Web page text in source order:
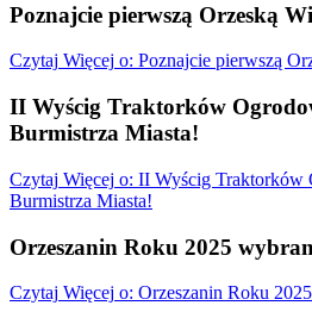
Poznajcie pierwszą Orzeską
Czytaj Więcej o: Poznajcie pierwszą
II Wyścig Traktorków
Burmistrza Miasta!
Czytaj Więcej o: II Wyścig Traktorków
Burmistrza Miasta!
Orzeszanin Roku 2025
Czytaj Więcej o: Orzeszanin Roku